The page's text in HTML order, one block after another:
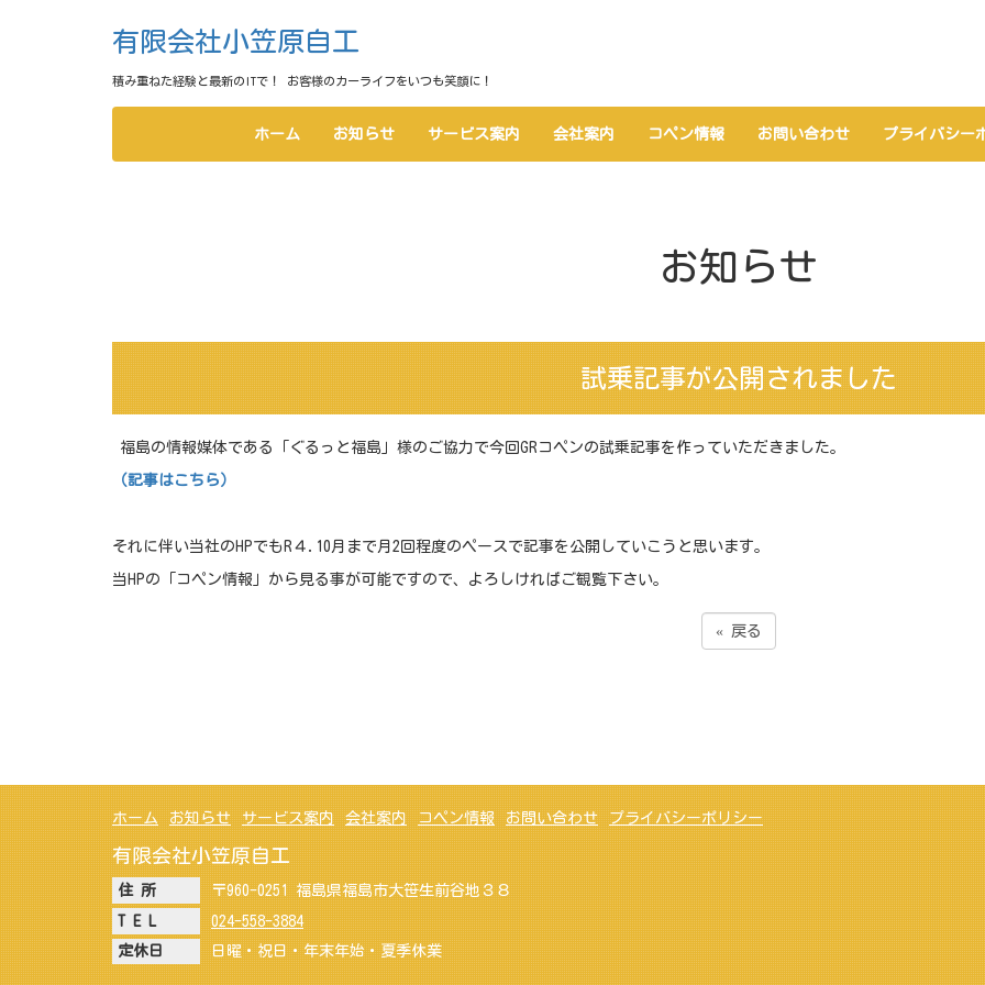
有限会社小笠原自工
積み重ねた経験と最新のITで！ お客様のカーライフをいつも笑顔に！
ホーム お知らせ サービス案内 会社案内 コペン情報 お問い合わせ プライバシー
お知らせ
試乗記事が公開されました
福島の情報媒体である「ぐるっと福島」様のご協力で今回GRコペンの試乗記事を作っていただきました。
（記事はこちら）
それに伴い当社のHPでもR４.10月まで月2回程度のペースで記事を公開していこうと思います。
当HPの「コペン情報」から見る事が可能ですので、よろしければご観覧下さい。
« 戻る
ホーム お知らせ サービス案内 会社案内 コペン情報 お問い合わせ プライバシーポリシー
有限会社小笠原自工
住 所
〒960-0251 福島県福島市大笹生前谷地３８
T E L
024-558-3884
定休日
日曜・祝日・年末年始・夏季休業